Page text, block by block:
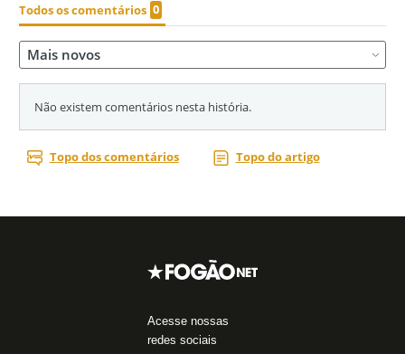
Acesse nossas
redes sociais